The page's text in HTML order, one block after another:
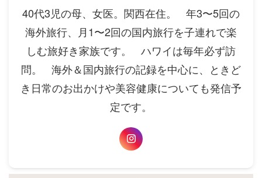
40代3児の母、女医。関西在住。 年3〜5回の
海外旅行、月1〜2回の国内旅行を子連れで楽
しむ旅好き家族です。 ハワイは毎年必ず訪
問。 海外＆国内旅行の記録を中心に、ときど
き日常のお出かけや美容健康についても発信予
定です。